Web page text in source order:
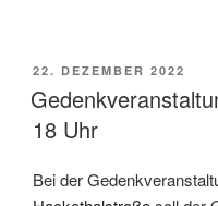
VERÖFFENTLICHT
AM
22. DEZEMBER 2022
18 Uhr
Bei der